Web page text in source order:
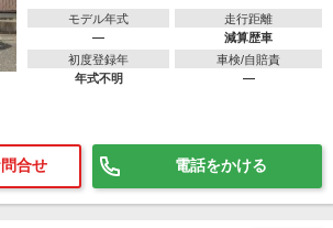
モデル年式
―
走行距離
減算歴車
初度登録年
年式不明
車検/自賠責
―
合せ 電話をかける